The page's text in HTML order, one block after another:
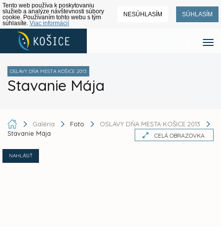
Tento web používa k poskytovaniu
služieb a analýze návštevnosti súbory
cookie. Používaním tohto webu s tým
súhlasíte. Viac informácií
NESÚHLASÍM SÚHLASÍM
OSLAVY DŇA MESTA KOŠICE 2013
Stavanie Mája
Galéria Foto
OSLAVY DŇA MESTA KOŠICE 2013
Stavanie Mája
CELÁ OBRAZOVKA
NAHLÁSIŤ